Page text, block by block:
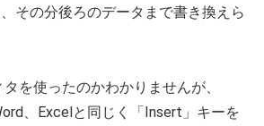
その分後ろのデータまで書き換えら
を使ったのかわかりませんが、
、Excelと同じく「Insert」キーを